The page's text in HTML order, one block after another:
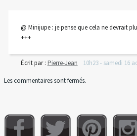
@ Minijupe : je pense que cela ne devrait
+++
Écrit par : Pierre-Jean 10h23- samedi 16
Les commentaires sont fermés.